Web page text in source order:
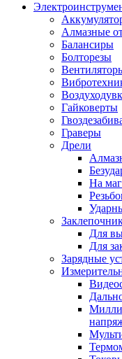
Алмазные
Балансиры
Болторезы
Гайковерты
Граверы
Дрели
На
Для
Для
Зарядные